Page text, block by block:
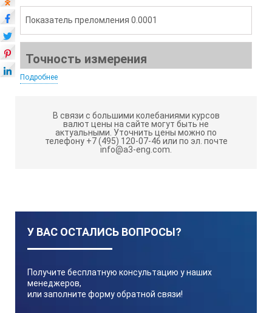
Показатель преломления 0.0001
Точность измерения
Температура окружающей среды
Температура измерения
5 до 45°C
Размер образца
Подробнее
В связи с большими колебаниями курсов
валют цены на сайте могут быть не
актуальными. Уточнить цены можно по
телефону +7 (495) 120-07-46 или по эл. почте
info@a3-eng.com.
У ВАС ОСТАЛИСЬ ВОПРОСЫ?
Получите бесплатную консультацию у наших
менеджеров,
или заполните форму обратной связи!